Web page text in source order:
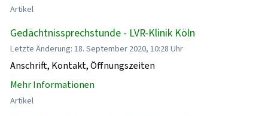
Artikel
Gedächtnissprechstunde - LVR-Klinik Köln
Letzte Änderung: 18. September 2020, 10:28 Uhr
Anschrift, Kontakt, Öffnungszeiten
Mehr Informationen
Artikel